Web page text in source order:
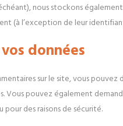
nous stockons
(à l’exception de leur
données
sur le site, vous
pouvez également
pour des raisons de sécurité.